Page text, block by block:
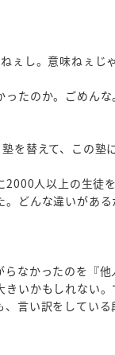
ぇし。意味ねぇじゃ
たのか。ごめん
を替えて、この塾
2000人以上の生徒
どんな違いがある
なかったのを『
きいかもしれない
言い訳をしている